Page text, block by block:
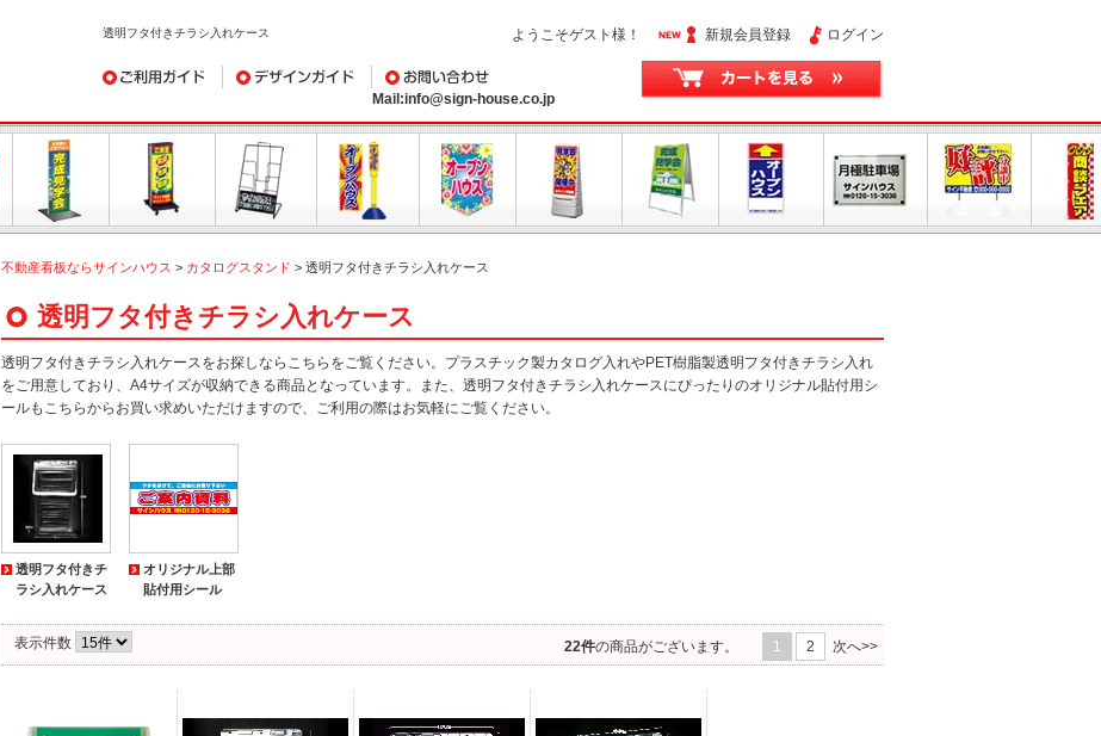
透明フタ付きチラシ入れケース ようこそゲスト様！ 新規会員登録 ログイン
ご利用ガイド デザインガイド
お問い合わせ
Mail:info@sign-house.co.jp
不動産看板ならサインハウス > カタログスタンド > 透明フタ付きチラシ入れケース
透明フタ付きチラシ入れケース
透明フタ付きチラシ入れケースをお探しならこちらをご覧ください。プラスチック製カタログ入れやPET樹脂製透明フタ付きチラシ入れ
をご用意しており、A4サイズが収納できる商品となっています。また、透明フタ付きチラシ入れケースにぴったりのオリジナル貼付用シ
ールもこちらからお買い求めいただけますので、ご利用の際はお気軽にご覧ください。
透明フタ付きチ
ラシ入れケース
オリジナル上部
貼付用シール
表示件数 1 2 次へ>>
22件の商品がございます。